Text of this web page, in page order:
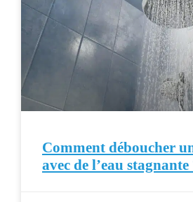
Comment déboucher
avec de l’eau stagnante